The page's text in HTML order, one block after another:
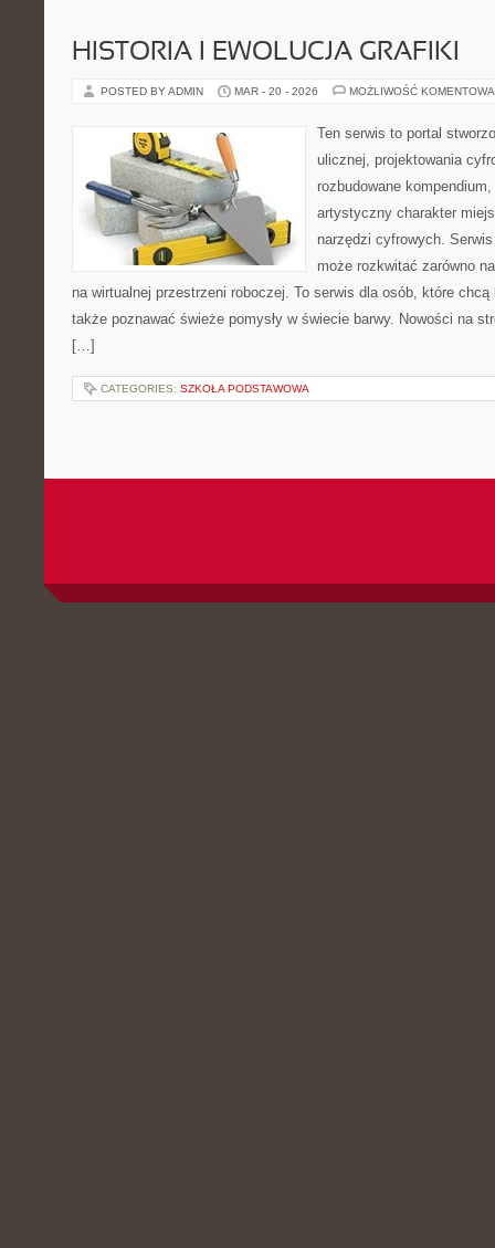
HISTORIA I EWOLUCJA GRAFIKI
POSTED BY ADMIN MAR - 20 - 2026 MOŻLIWOŚĆ
Ten serwis to portal
ulicznej, projektowania
rozbudowane
artystyczny charakter
narzędzi cyfrowych.
może rozkwitać zarówno
na wirtualnej przestrzeni roboczej. To serwis dla osób, które
także poznawać świeże pomysły w świecie barwy. Nowości na
[…]
CATEGORIES: SZKOŁA PODSTAWOWA